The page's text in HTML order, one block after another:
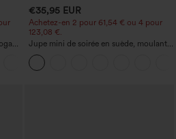
€35,95 EUR
Achetez-en 2 pour 61,54 € ou 4 pour
123,08 €.
Jupe mini de soirée en suède, moulante,
taille haute croisée 2-en-1 avec ourlet à
franges